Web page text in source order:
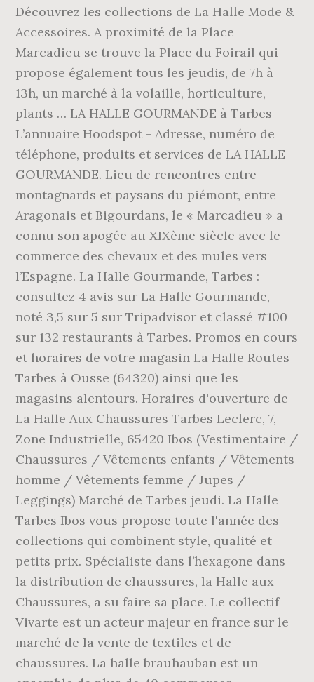
Découvrez les collections de La Halle Mode &
Accessoires. A proximité de la Place
Marcadieu se trouve la Place du Foirail qui
propose également tous les jeudis, de 7h à
13h, un marché à la volaille, horticulture,
plants … LA HALLE GOURMANDE à Tarbes -
L’annuaire Hoodspot - Adresse, numéro de
téléphone, produits et services de LA HALLE
GOURMANDE. Lieu de rencontres entre
montagnards et paysans du piémont, entre
Aragonais et Bigourdans, le « Marcadieu » a
connu son apogée au XIXème siècle avec le
commerce des chevaux et des mules vers
l’Espagne. La Halle Gourmande, Tarbes :
consultez 4 avis sur La Halle Gourmande,
noté 3,5 sur 5 sur Tripadvisor et classé #100
sur 132 restaurants à Tarbes. Promos en cours
et horaires de votre magasin La Halle Routes
Tarbes à Ousse (64320) ainsi que les
magasins alentours. Horaires d'ouverture de
La Halle Aux Chaussures Tarbes Leclerc, 7,
Zone Industrielle, 65420 Ibos (Vestimentaire /
Chaussures / Vêtements enfants / Vêtements
homme / Vêtements femme / Jupes /
Leggings) Marché de Tarbes jeudi. La Halle
Tarbes Ibos vous propose toute l'année des
collections qui combinent style, qualité et
petits prix. Spécialiste dans l’hexagone dans
la distribution de chaussures, la Halle aux
Chaussures, a su faire sa place. Le collectif
Vivarte est un acteur majeur en france sur le
marché de la vente de textiles et de
chaussures. La halle brauhauban est un